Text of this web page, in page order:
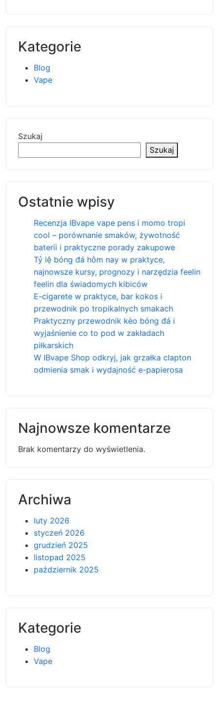
Kategorie
Blog
Vape
Szukaj
Szukaj
Ostatnie wpisy
Recenzja IBvape vape pens i momo tropi
cool – porównanie smaków, żywotność
baterii i praktyczne porady zakupowe
Tỷ lệ bóng đá hôm nay w praktyce,
najnowsze kursy, prognozy i narzędzia feelin
feelin dla świadomych kibiców
E-cigarete w praktyce, bar kokos i
przewodnik po tropikalnych smakach
Praktyczny przewodnik kèo bóng đá i
wyjaśnienie co to pod w zakładach
piłkarskich
W IBvape Shop odkryj, jak grzałka clapton
odmienia smak i wydajność e-papierosa
Najnowsze komentarze
Brak komentarzy do wyświetlenia.
Archiwa
luty 2026
styczeń 2026
grudzień 2025
listopad 2025
październik 2025
Kategorie
Blog
Vape